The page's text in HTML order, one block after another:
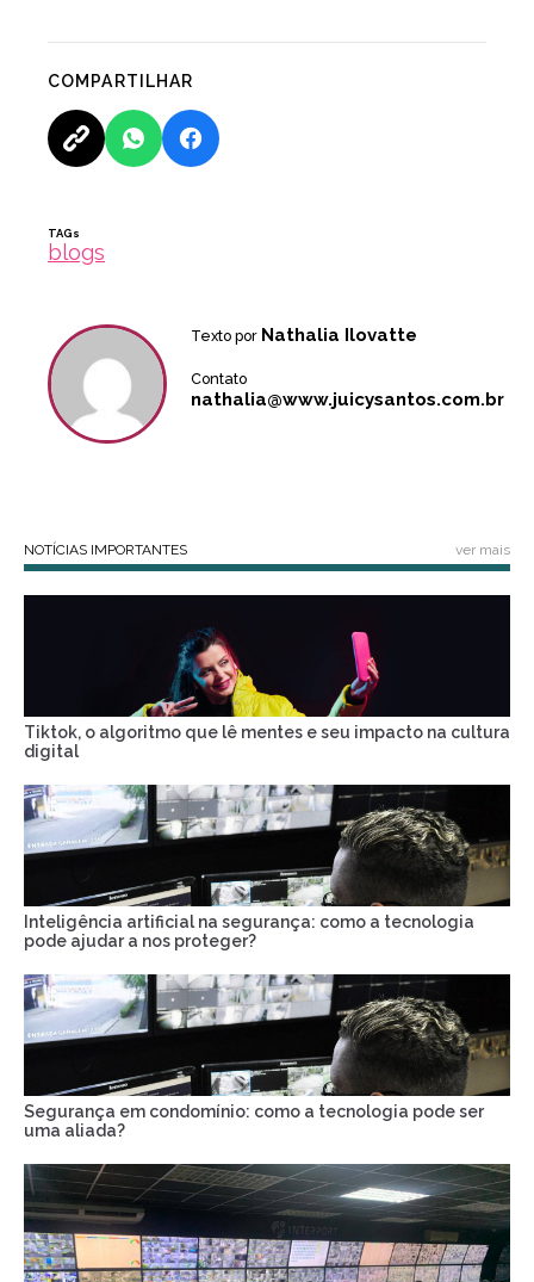
COMPARTILHAR
TAGs
blogs
Texto por Nathalia Ilovatte
Contato
nathalia@www.juicysantos.com.br
NOTÍCIAS IMPORTANTES ver mais
Tiktok, o algoritmo que lê mentes e seu impacto na cultura
digital
Inteligência artificial na segurança: como a tecnologia
pode ajudar a nos proteger?
Segurança em condomínio: como a tecnologia pode ser
uma aliada?